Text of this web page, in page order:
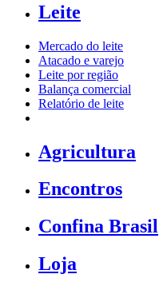
Leite
Mercado do leite
Atacado e varejo
Leite por região
Balança comercial
Relatório de leite
Agricultura
Encontros
Confina Brasil
Loja